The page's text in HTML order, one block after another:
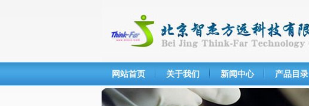
网站首页 关于我们 新闻中心 产品目录